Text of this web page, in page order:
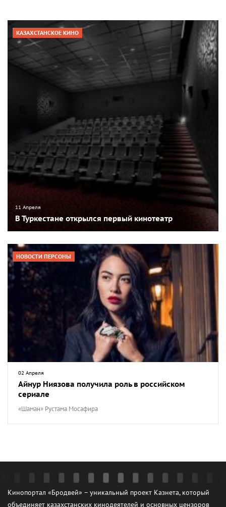
КАЗАХСТАНСКОЕ КИНО
11 Апреля
В Туркестане открылся первый кинотеатр
НОВОСТИ ПЕРСОНЫ
02 Апреля
Айнур Ниязова получила роль в российском
сериале
«Шаман» Рустама Мосафира
Кинопортал «Бродвей» – уникальный проект Казнета, который
объединяет казахстанских кинодеятелей и основных цензоров